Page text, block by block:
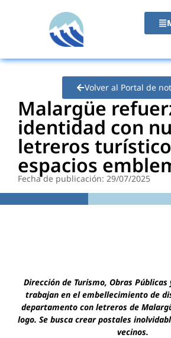
Volver al Portal de
Malargüe
identidad con
letreros
espacios
Fecha de publicación: 29/07/2025
Dirección de Turismo, Obras Públicas
trabajan en el embellecimiento de
departamento con letreros de
logo. Se busca crear postales
vecinos.